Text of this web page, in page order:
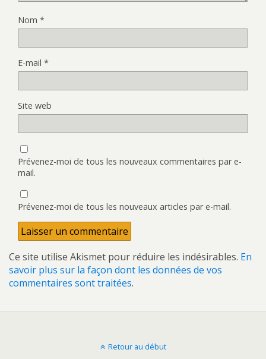
Nom *
E-mail *
Site web
Prévenez-moi de tous les nouveaux commentaires par e-
mail.
Prévenez-moi de tous les nouveaux articles par e-mail.
Ce site utilise Akismet pour réduire les indésirables. En
savoir plus sur la façon dont les données de vos
commentaires sont traitées.
Retour au début